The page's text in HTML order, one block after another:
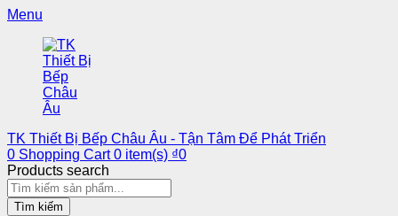
Menu
TK Thiết Bị Bếp Châu Âu - Tận Tâm Để Phát Triển
0 Shopping Cart 0 item(s) ₫0
Products search
Tìm kiếm